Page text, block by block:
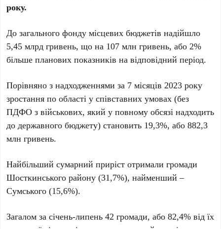
року.
До загального фонду місцевих бюджетів надійшло
5,45 млрд гривень, що на 107 млн гривень, або 2%
більше планових показників на відповідний період.
Порівняно з надходженнями за 7 місяців 2023 року
зростання по області у співставних умовах (без
ПДФО з військових, який у повному обсязі надходить
до державного бюджету) становить 19,3%, або 882,3
млн гривень.
Найбільший сумарний приріст отримали громади
Шосткинського району (31,7%), найменший –
Сумського (15,6%).
Загалом за січень-липень 42 громади, або 82,4% від їх